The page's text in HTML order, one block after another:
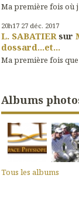
Ma première fois où
20h17 27 déc. 2017
L. SABATIER sur
dossard...et...
Ma première fois
Albums
Tous les albums